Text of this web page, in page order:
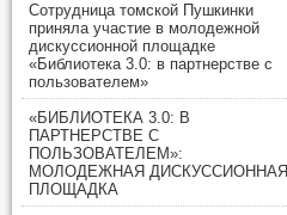
Сотрудница томской Пушкинки
приняла участие в молодежной
дискуссионной площадке
«Библиотека 3.0: в партнерстве с
пользователем»
«БИБЛИОТЕКА 3.0: В
ПАРТНЕРСТВЕ С
ПОЛЬЗОВАТЕЛЕМ»:
МОЛОДЕЖНАЯ ДИСКУССИОННАЯ
ПЛОЩАДКА